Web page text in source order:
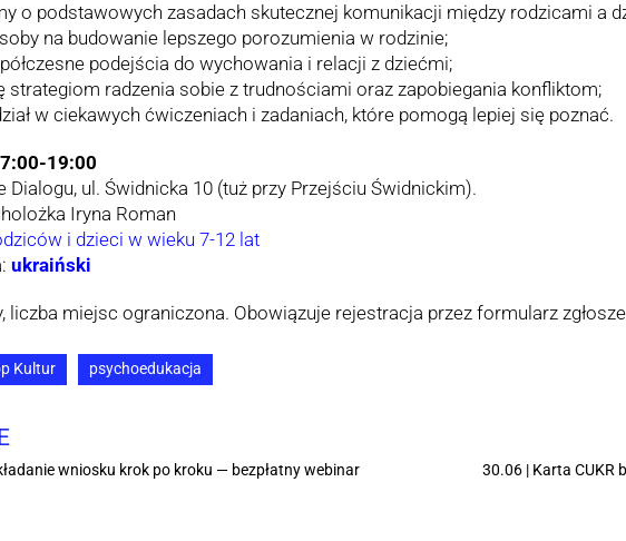
o podstawowych zasadach skutecznej komunikacji między rodzicami a
na budowanie lepszego porozumienia w rodzinie;
podejścia do wychowania i relacji z dziećmi;
strategiom radzenia sobie z trudnościami oraz zapobiegania konfliktom;
w ciekawych ćwiczeniach i zadaniach, które pomogą lepiej się poznać.
19:00
Dialogu, ul. Świdnicka 10 (tuż przy Przejściu Świdnickim).
Iryna Roman
i dzieci w wieku 7-12 lat
ukraiński
liczba miejsc ograniczona. Obowiązuje rejestracja przez formularz
Kultur psychoedukacja
wniosku krok po kroku — bezpłatny webinar 30.06 | Karta CUKR